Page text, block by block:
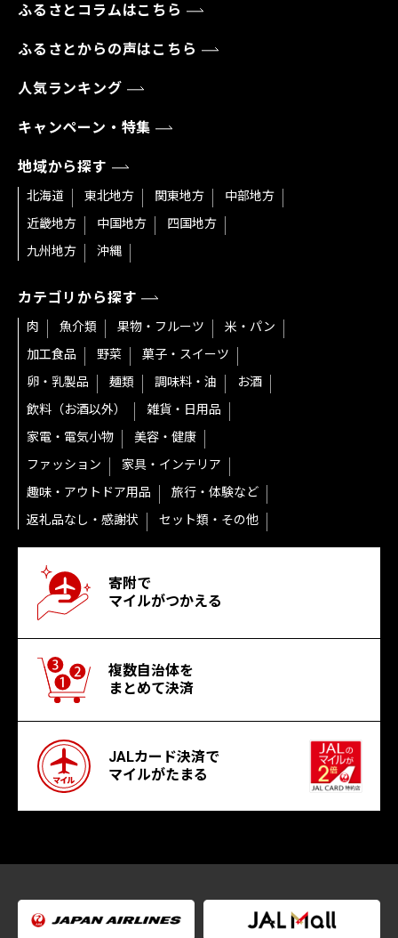
ふるさとコラムはこちら
ふるさとからの声はこちら
人気ランキング
キャンペーン・特集
地域から探す
北海道 東北地方 関東地方
中部地方
近畿地方
中国地方
四国地方
九州地方
沖縄
カテゴリから探す
肉 魚介類 果物・フルーツ
米・パン
加工食品
野菜
菓子・スイーツ
卵・乳製品
麺類 調味料・油
お酒
飲料（お酒以外）
雑貨・日用品
家電・電気小物
美容・健康
ファッション
家具・インテリア
趣味・アウトドア用品
旅行・体験など
返礼品なし・感謝状
セット類・その他
寄附で
マイルがつかえる
複数自治体を
まとめて決済
JALカード決済で
マイルがたまる